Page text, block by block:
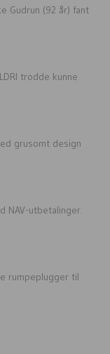
Gudrun (92 år) fant
trodde kunne
grusomt design
NAV-utbetalinger.
rumpeplugger til